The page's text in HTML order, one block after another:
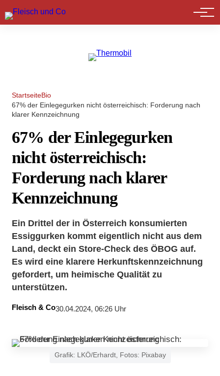
Marktführer
StartseiteBio
67% der Einlegegurken nicht österreichisch: Forderung nach
klarer Kennzeichnung
67% der Einlegegurken
nicht österreichisch:
Forderung nach klarer
Kennzeichnung
Ein Drittel der in Österreich konsumierten
Essiggurken kommt eigentlich nicht aus dem
Land, deckt ein Store-Check des ÖBOG auf.
Es wird eine klarere Herkunftskennzeichnung
gefordert, um heimische Qualität zu
unterstützen.
Fleisch & Co30.04.2024, 06:26 Uhr
Grafik: LKÖ/Erhardt, Fotos: Pixabay